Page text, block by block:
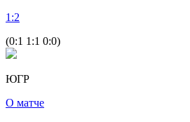
1 :2
(0:1 1:1 0:0)
ЮГР
О матче